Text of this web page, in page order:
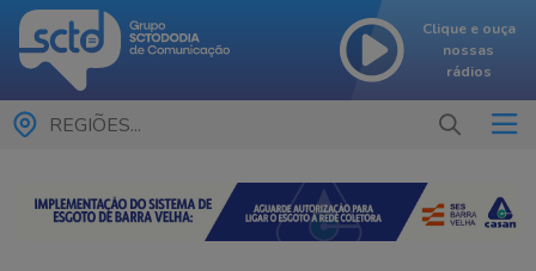
Clique e ouça
nossas
rádios
REGIÕES...